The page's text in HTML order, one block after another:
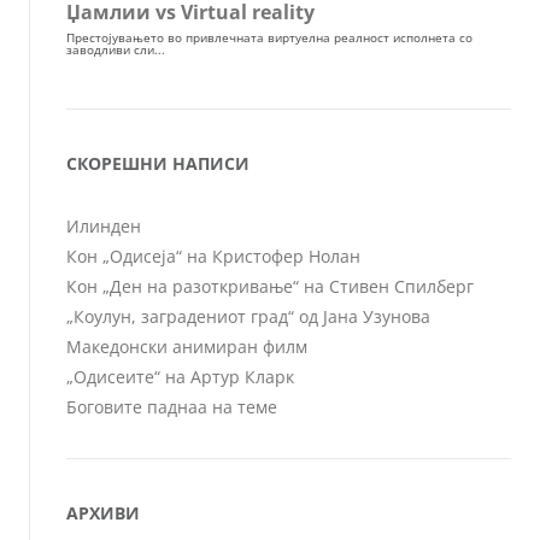
СКОРЕШНИ НАПИСИ
Илинден
Кон „Одисеја“ на Кристофер Нолан
Кон „Ден на разоткривање“ на Стивен Спилберг
„Коулун, заградениот град“ од Јана Узунова
Македонски анимиран филм
„Одисеите“ на Артур Кларк
Боговите паднаа на теме
АРХИВИ